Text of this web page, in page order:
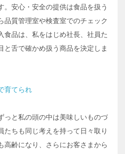
。安心・安全の提供は食品を扱う
品質管理室や検査室でのチェック
食品は、私をはじめ社長、社員た
と舌で確かめ扱う商品を決定しま
育てられ
と私の頭の中は美味しいものづ
たちも同じ考えを持って日々取り
高齢になり、さらにお客さまから